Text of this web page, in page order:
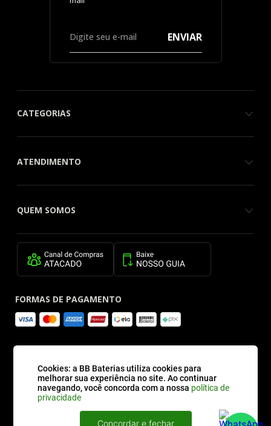
Cookies: a BB Baterias utiliza cookies para
melhorar sua experiência no site. Ao continuar
navegando, você concorda com a nossa política de
privacidade
Concordar e fechar
ENVIAR
CATEGORIAS
ATENDIMENTO
QUEM SOMOS
FORMAS DE PAGAMENTO
SITE SEGURO